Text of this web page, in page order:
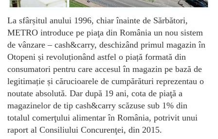
La sfârșitul anului 1996, chiar înainte de Sărbători,
METRO introduce pe piaţa din România un nou sistem
de vânzare – cash&carry, deschizând primul magazin în
Otopeni și revoluționând astfel o piață formată din
consumatori pentru care accesul în magazin pe bază de
legitimație și cărucioarele de cumpărături reprezentau o
noutate absolută. Dar după 19 ani, cota de piaţă a
magazinelor de tip cash&carry scăzuse sub 1% din
totalul comerţului alimentar în România, potrivit unui
raport al Consiliului Concurenţei, din 2015.